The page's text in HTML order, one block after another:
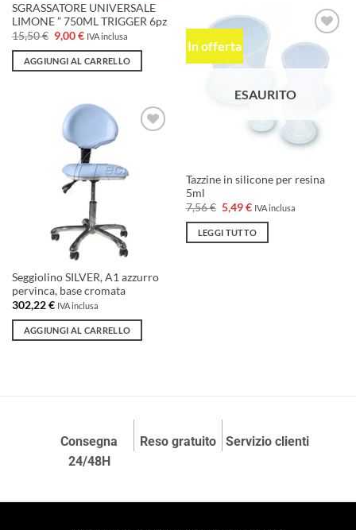
SGRASSATORE UNIVERSALE
LIMONE ” 750ML TRIGGER 6pz
15,50€ Il
prezzo
originale
era:
9,00€Il
attuale
è:
IVA inclusa
AGGIUNGI AL CARRELLO
In offerta
Aggiungi
alla lista
dei
ESAURITO
Tazzine in silicone per resina
5ml
7,56€ Il
prezzo
originale
era:
5,49€Il
attuale
è:
IVA inclusa
LEGGI TUTTO
desideri
Seggiolino SILVER, A1 azzurro
pervinca, base cromata
302,22€ IVA inclusa
AGGIUNGI AL CARRELLO
Consegna
24/48H
Reso gratuito Servizio clienti